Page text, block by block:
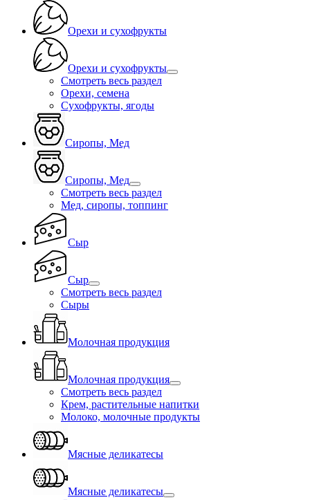
Орехи и сухофрукты
Орехи и сухофрукты
Смотреть весь раздел
Орехи, семена
Сухофрукты, ягоды
Сиропы, Мед
Сиропы, Мед
Смотреть весь раздел
Мед, сиропы, топпинг
Сыр
Сыр
Смотреть весь раздел
Сыры
Молочная продукция
Молочная продукция
Смотреть весь раздел
Крем, растительные напитки
Молоко, молочные продукты
Мясные деликатесы
Мясные деликатесы